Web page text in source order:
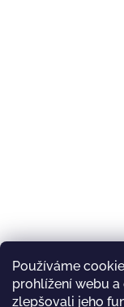
Používáme
prohlížení webu
zlepšovali jeho